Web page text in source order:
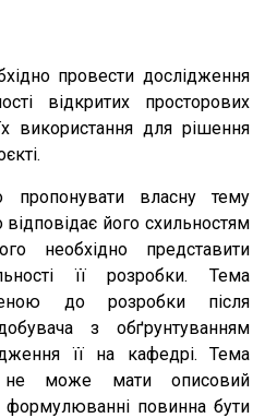
провести дослідження
відкритих просторових
використання для рішення
пропонувати власну тему
його схильностям
необхідно представити
її розробки. Тема
до розробки після
з обґрунтуванням
її на кафедрі. Тема
не може мати описовий
формулюванні повинна бути